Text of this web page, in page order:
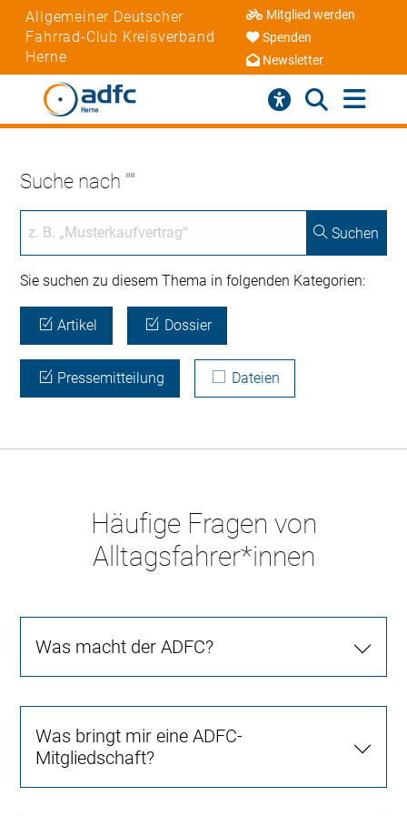
Allgemeiner Deutscher
Fahrrad-Club Kreisverband
Herne
Mitglied werden
Spenden
Newsletter
Suche nach ""
Suchen
Sie suchen zu diesem Thema in folgenden Kategorien:
Artikel Dossier
Pressemitteilung Dateien
Häufige Fragen von
Alltagsfahrer*innen
Was macht der ADFC?
Was bringt mir eine ADFC-
Mitgliedschaft?